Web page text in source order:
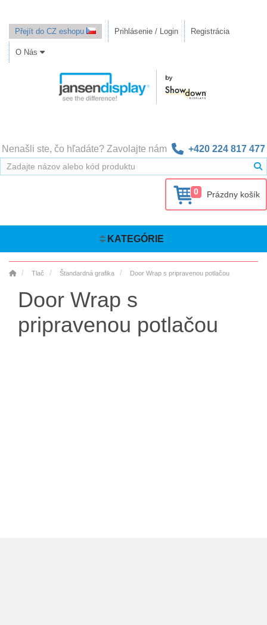
Přejít do CZ eshopu Prihlásenie / Login Registrácia
O Nás
Nenašli ste, čo hľadáte? Zavolajte nám +420 224 817 477
0 Prázdny košík
KATEGÓRIE
Tlač Štandardná grafika Door Wrap s pripravenou potlačou
Door Wrap s
pripravenou potlačou